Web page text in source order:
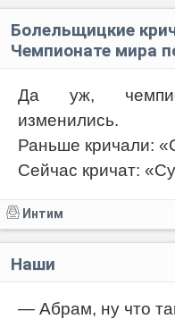
Болельщицкие
Чемпионате мира
Да уж,
изменились.
Раньше кричали:
Сейчас кричат:
Интим
Наши
— Абрам, ну что